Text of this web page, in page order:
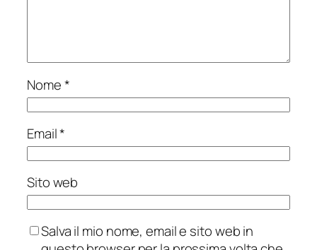
Nome*
Email*
Sito web
Salva il mio nome, email e sito web in